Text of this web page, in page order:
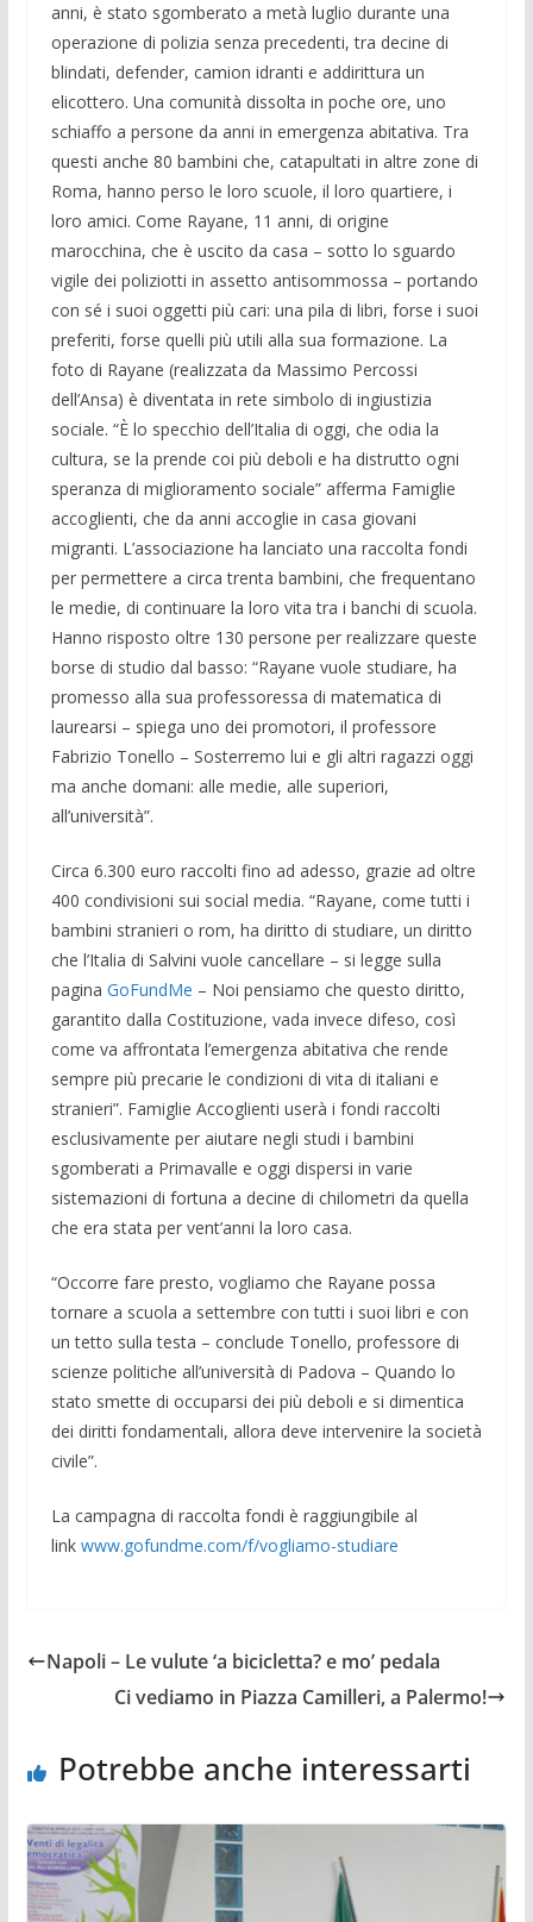
anni, è stato sgomberato a metà luglio durante una
operazione di polizia senza precedenti, tra decine di
blindati, defender, camion idranti e addirittura un
elicottero. Una comunità dissolta in poche ore, uno
schiaffo a persone da anni in emergenza abitativa. Tra
questi anche 80 bambini che, catapultati in altre zone di
Roma, hanno perso le loro scuole, il loro quartiere, i
loro amici. Come Rayane, 11 anni, di origine
marocchina, che è uscito da casa – sotto lo sguardo
vigile dei poliziotti in assetto antisommossa – portando
con sé i suoi oggetti più cari: una pila di libri, forse i suoi
preferiti, forse quelli più utili alla sua formazione. La
foto di Rayane (realizzata da Massimo Percossi
dell’Ansa) è diventata in rete simbolo di ingiustizia
sociale. “È lo specchio dell’Italia di oggi, che odia la
cultura, se la prende coi più deboli e ha distrutto ogni
speranza di miglioramento sociale” afferma Famiglie
accoglienti, che da anni accoglie in casa giovani
migranti. L’associazione ha lanciato una raccolta fondi
per permettere a circa trenta bambini, che frequentano
le medie, di continuare la loro vita tra i banchi di scuola.
Hanno risposto oltre 130 persone per realizzare queste
borse di studio dal basso: “Rayane vuole studiare, ha
promesso alla sua professoressa di matematica di
laurearsi – spiega uno dei promotori, il professore
Fabrizio Tonello – Sosterremo lui e gli altri ragazzi oggi
ma anche domani: alle medie, alle superiori,
all’università”.
Circa 6.300 euro raccolti fino ad adesso, grazie ad oltre
400 condivisioni sui social media. “Rayane, come tutti i
bambini stranieri o rom, ha diritto di studiare, un diritto
che l’Italia di Salvini vuole cancellare – si legge sulla
pagina GoFundMe – Noi pensiamo che questo diritto,
garantito dalla Costituzione, vada invece difeso, così
come va affrontata l’emergenza abitativa che rende
sempre più precarie le condizioni di vita di italiani e
stranieri”. Famiglie Accoglienti userà i fondi raccolti
esclusivamente per aiutare negli studi i bambini
sgomberati a Primavalle e oggi dispersi in varie
sistemazioni di fortuna a decine di chilometri da quella
che era stata per vent’anni la loro casa.
“Occorre fare presto, vogliamo che Rayane possa
tornare a scuola a settembre con tutti i suoi libri e con
un tetto sulla testa – conclude Tonello, professore di
scienze politiche all’università di Padova – Quando lo
stato smette di occuparsi dei più deboli e si dimentica
dei diritti fondamentali, allora deve intervenire la società
civile”.
La campagna di raccolta fondi è raggiungibile al
link www.gofundme.com/f/vogliamo-studiare
Napoli – Le vulute ‘a bicicletta? e mo’ pedala
Ci vediamo in Piazza Camilleri, a Palermo!
Potrebbe anche interessarti